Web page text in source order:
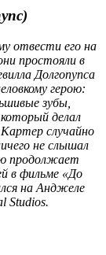
отвести его на
простояли в
Долгопупса
герою:
зубы,
делал
случайно
не слышал
продолжает
в фильме «До
на Анджеле
Studios.